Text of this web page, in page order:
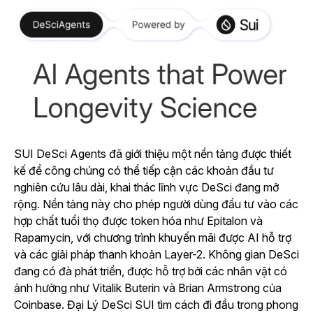
SUI DeSci Agents đã giới thiệu một nền tảng được thiết
kế để công chúng có thể tiếp cận các khoản đầu tư
nghiên cứu lâu dài, khai thác lĩnh vực DeSci đang mở
rộng. Nền tảng này cho phép người dùng đầu tư vào các
hợp chất tuổi thọ được token hóa như Epitalon và
Rapamycin, với chương trình khuyến mãi được AI hỗ trợ
và các giải pháp thanh khoản Layer-2. Không gian DeSci
đang có đà phát triển, được hỗ trợ bởi các nhân vật có
ảnh hưởng như Vitalik Buterin và Brian Armstrong của
Coinbase. Đại Lý DeSci SUI tìm cách đi đầu trong phong